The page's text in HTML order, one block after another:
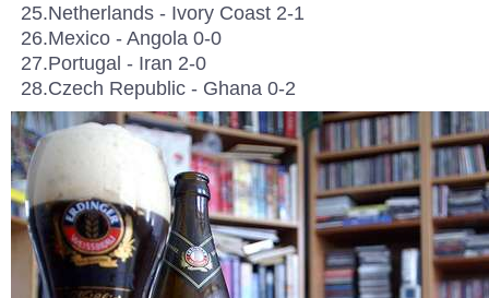
25.Netherlands - Ivory Coast 2-1
26.Mexico - Angola 0-0
27.Portugal - Iran 2-0
28.Czech Republic - Ghana 0-2